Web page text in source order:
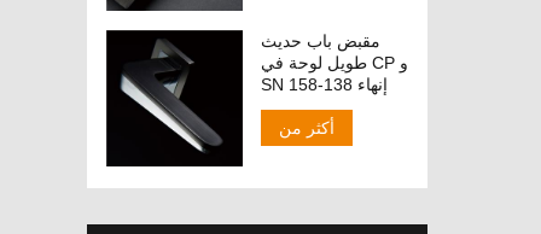
مقبض باب حديث
طويل لوحة في CP و
SN إنهاء 138-158
أكثر من